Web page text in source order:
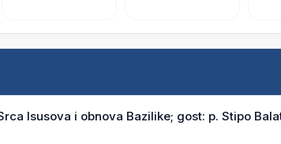
Isusova i obnova Bazilike; gost: p. Stipo